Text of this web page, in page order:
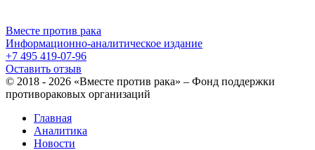
Вместе против рака
Информационно-аналитическое издание
+7 495 419-07-96
Оставить отзыв
© 2018 - 2026 «Вместе против рака» – Фонд поддержки
противораковых организаций
Главная
Аналитика
Новости